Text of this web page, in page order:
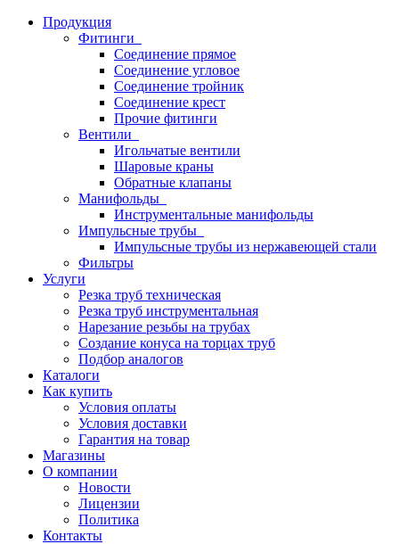
Продукция
Фитинги
Соединение прямое
Соединение угловое
Соединение тройник
Соединение крест
Прочие фитинги
Вентили
Игольчатые вентили
Шаровые краны
Обратные клапаны
Манифольды
Инструментальные манифольды
Импульсные трубы
Импульсные трубы из нержавеющей стали
Фильтры
Услуги
Резка труб техническая
Резка труб инструментальная
Нарезание резьбы на трубах
Создание конуса на торцах труб
Подбор аналогов
Каталоги
Как купить
Условия оплаты
Условия доставки
Гарантия на товар
Магазины
О компании
Новости
Лицензии
Политика
Контакты